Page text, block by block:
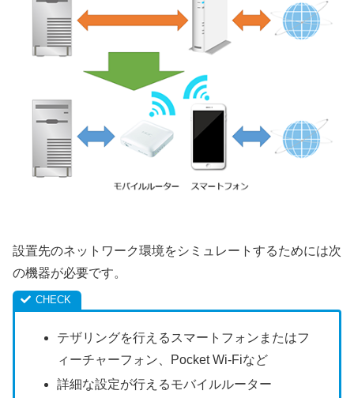
設置先のネットワーク環境をシミュレートするためには次
の機器が必要です。
テザリングを行えるスマートフォンまたはフ
ィーチャーフォン、Pocket Wi-Fiなど
詳細な設定が行えるモバイルルーター